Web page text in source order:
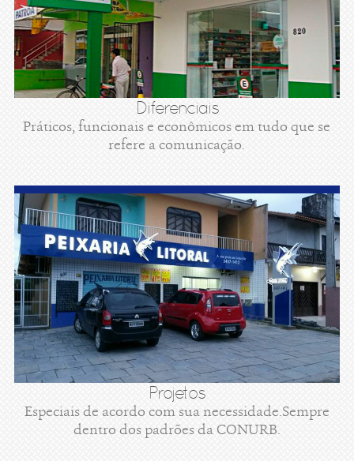
Diferenciais
Práticos, funcionais e econômicos em tudo que se
refere a comunicação.
Projetos
Especiais de acordo com sua necessidade.Sempre
dentro dos padrões da CONURB.